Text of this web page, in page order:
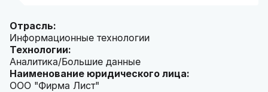
Отрасль:
Информационные технологии
Технологии:
Аналитика/Большие данные
Наименование юридического лица:
ООО "Фирма Лист"